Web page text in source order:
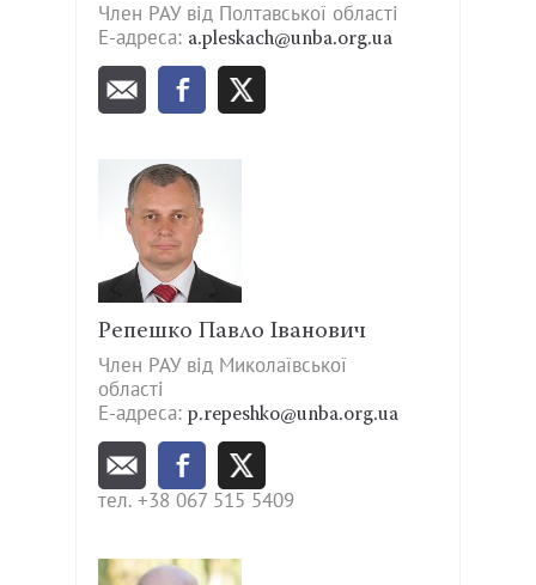
Член РАУ від Полтавської області
Е-адреса: a.pleskach@unba.org.ua
Репешко Павло Іванович
Член РАУ від Миколаївської
області
Е-адреса: p.repeshko@unba.org.ua
тел. +38 067 515 5409